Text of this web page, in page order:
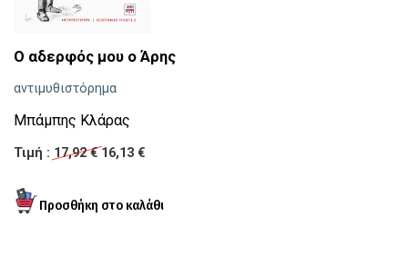
Ο αδερφός μου ο Άρης
αντιμυθιστόρημα
Μπάμπης Κλάρας
Τιμή : 17,92 €16,13 €